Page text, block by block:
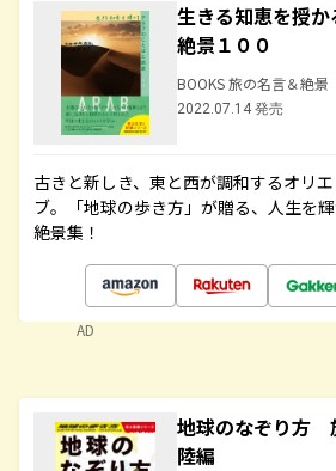
生きる知恵を授
絶景１００
BOOKS 旅の名言＆絶景
2022.07.14 発売
古きと新しき、東と西が調和するオリ
ブ。「地球の歩き方」が贈る、人生を
絶景集！
AD
地球のなぞり方
陸編